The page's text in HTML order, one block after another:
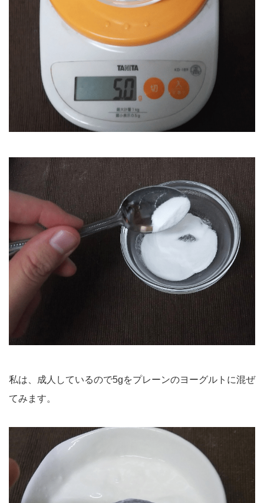
私は、成人しているので5gをプレーンのヨーグルトに混ぜ
てみます。